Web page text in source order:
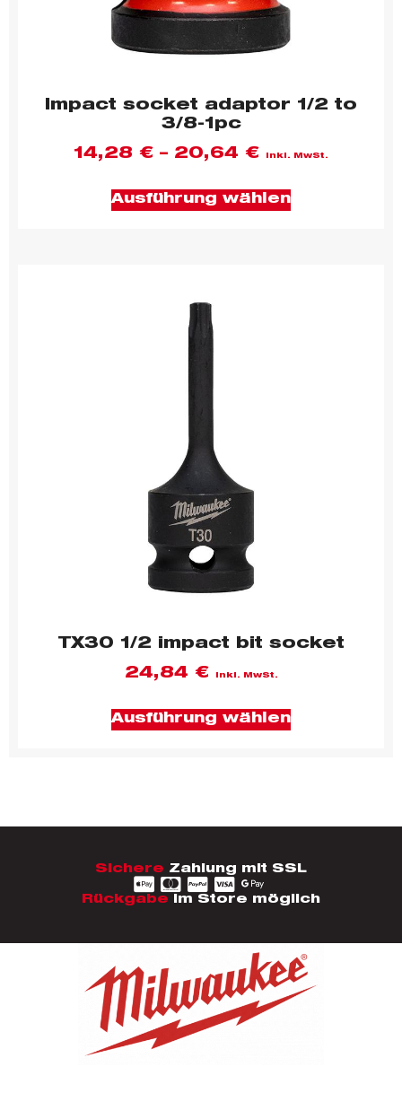
Impact socket adaptor 1/2 to
3/8-1pc
14,28 € – 20,64 € inkl. MwSt.
Ausführung wählen
TX30 1/2 impact bit socket
24,84 € inkl. MwSt.
Ausführung wählen
Sichere Zahlung mit SSL
Rückgabe im Store möglich